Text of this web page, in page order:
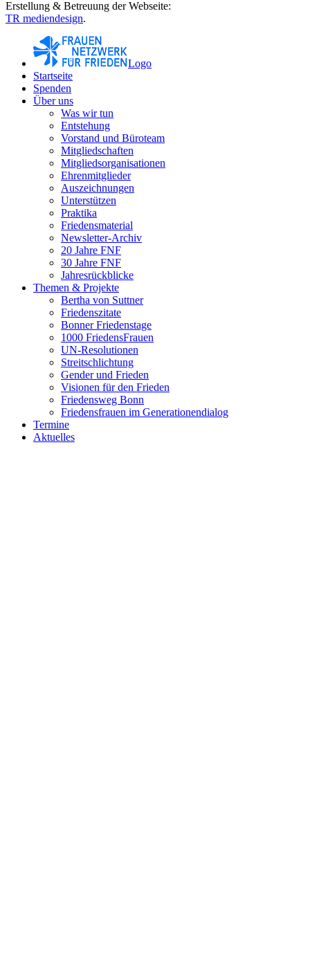
Erstellung & Betreuung der Webseite:
TR mediendesign.
Logo
Startseite
Spenden
Über uns
Was wir tun
Entstehung
Vorstand und Büroteam
Mitgliedschaften
Mitgliedsorganisationen
Ehrenmitglieder
Auszeichnungen
Unterstützen
Praktika
Friedensmaterial
Newsletter-Archiv
20 Jahre FNF
30 Jahre FNF
Jahresrückblicke
Themen & Projekte
Bertha von Suttner
Friedenszitate
Bonner Friedenstage
1000 FriedensFrauen
UN-Resolutionen
Streitschlichtung
Gender und Frieden
Visionen für den Frieden
Friedensweg Bonn
Friedensfrauen im Generationendialog
Termine
Aktuelles